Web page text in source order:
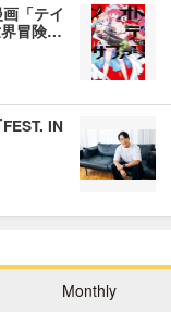
「テイ
界冒険…
IN
Monthly